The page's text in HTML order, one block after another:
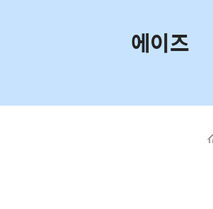
에이즈